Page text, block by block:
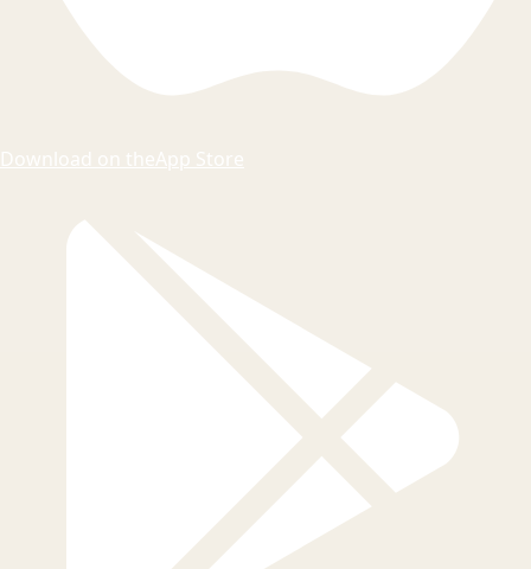
Download on theApp Store